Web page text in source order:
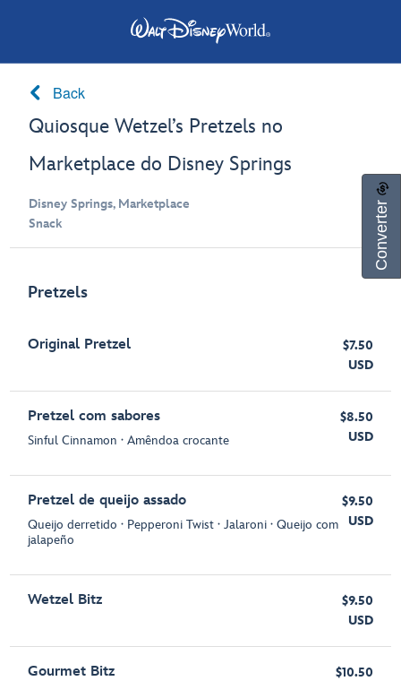
Back
Quiosque Wetzel’s Pretzels no
Marketplace do Disney Springs
Disney Springs, Marketplace
Snack
Pretzels
Original Pretzel
$7.50
USD
Pretzel com sabores
Sinful Cinnamon ∙ Amêndoa crocante
$8.50
USD
Pretzel de queijo assado
Queijo derretido ∙ Pepperoni Twist ∙ Jalaroni ∙ Queijo com
jalapeño
$9.50
USD
Wetzel Bitz
$9.50
USD
Gourmet Bitz
$10.50
Converter